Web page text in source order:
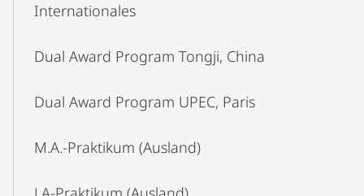
NavigationInternationales
Dual Award Program Tongji, China
Dual Award Program UPEC, Paris
M.A.-Praktikum (Ausland)